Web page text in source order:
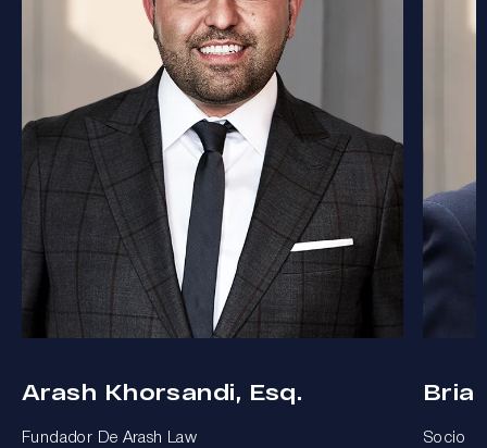
Arash Khorsandi, Esq.
Fundador De Arash Law Socio